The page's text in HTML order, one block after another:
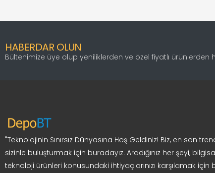
HABERDAR OLUN
Bültenimize üye olup yeniliklerden ve özel fiyatlı ürünlerden
"Teknolojinin Sınırsız Dünyasına Hoş Geldiniz! Biz, en son
sizinle buluşturmak için buradayız. Aradığınız her şeyi,
teknoloji ürünleri konusundaki ihtiyaçlarınızı karşılamak için